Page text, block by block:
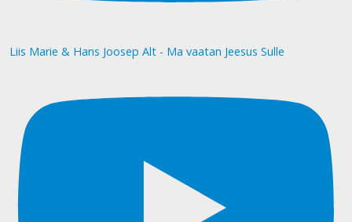
Liis Marie & Hans Joosep Alt - Ma vaatan Jeesus Sulle